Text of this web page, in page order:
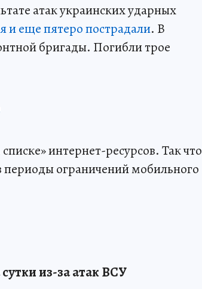
атак украинских ударных
еще пятеро пострадали. В
бригады. Погибли трое
интернет-ресурсов. Так что
периоды ограничений мобильного
из-за атак ВСУ